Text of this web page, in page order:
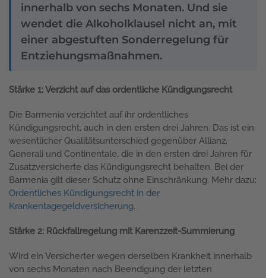
innerhalb von sechs Monaten. Und sie
wendet die Alkoholklausel nicht an, mit
einer abgestuften Sonderregelung für
Entziehungsmaßnahmen.
Stärke 1: Verzicht auf das ordentliche Kündigungsrecht
Die Barmenia verzichtet auf ihr ordentliches
Kündigungsrecht, auch in den ersten drei Jahren. Das ist ein
wesentlicher Qualitätsunterschied gegenüber Allianz,
Generali und Continentale, die in den ersten drei Jahren für
Zusatzversicherte das Kündigungsrecht behalten. Bei der
Barmenia gilt dieser Schutz ohne Einschränkung. Mehr dazu:
Ordentliches Kündigungsrecht in der
Krankentagegeldversicherung.
Stärke 2: Rückfallregelung mit Karenzzeit-Summierung
Wird ein Versicherter wegen derselben Krankheit innerhalb
von sechs Monaten nach Beendigung der letzten